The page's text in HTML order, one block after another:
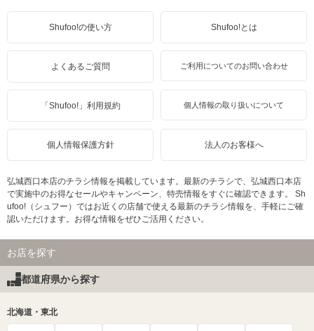
Shufoo!の使い方 Shufoo!とは
よくあるご質問 ご利用についてのお問い合わせ
「Shufoo!」利用規約 個人情報の取り扱いについて
個人情報保護方針 法人のお客様へ
弘城西口本店のチラシ情報を掲載しています。最新のチラシで、弘城西口本店
で実施中のお得なセールやキャンペーン、特売情報をすぐに確認できます。 Sh
ufoo!（シュフー）ではお近くの店舗で使える最新のチラシ情報を、手軽にご確
認いただけます。お得な情報をぜひご活用ください。
お店を探す
都道府県から探す
北海道・東北